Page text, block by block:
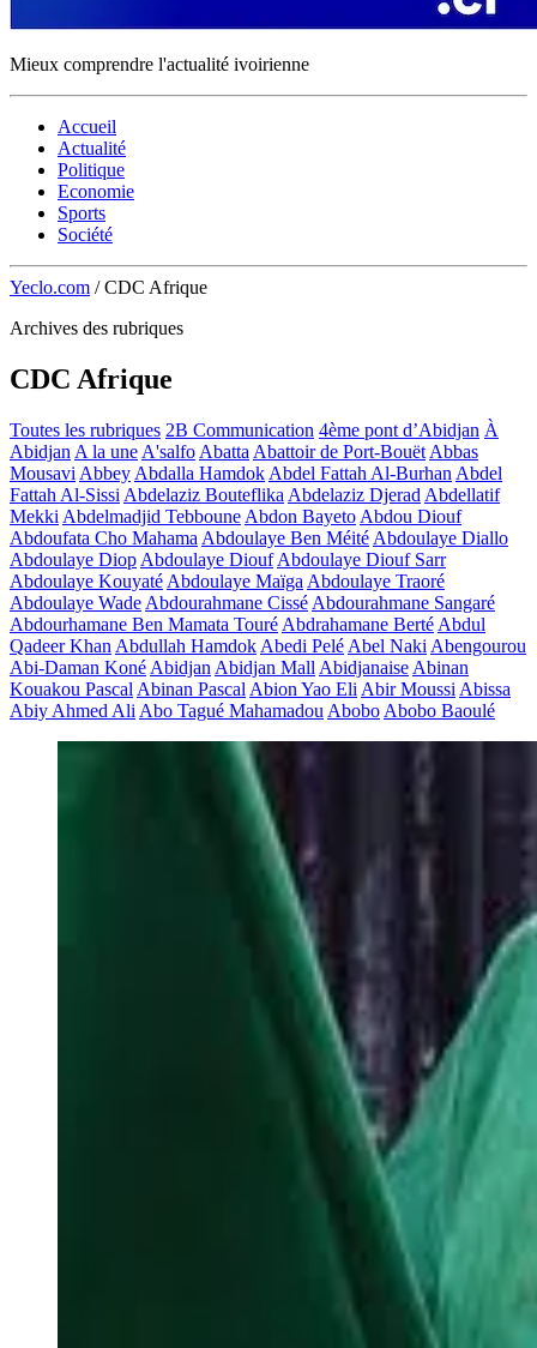
Mieux comprendre l'actualité ivoirienne
Accueil
Actualité
Politique
Economie
Sports
Société
Yeclo.com / CDC Afrique
Archives des rubriques
CDC Afrique
Toutes les rubriques 2B Communication 4ème pont d’Abidjan À
Abidjan A la une A'salfo Abatta Abattoir de Port-Bouët Abbas
Mousavi Abbey Abdalla Hamdok Abdel Fattah Al-Burhan Abdel
Fattah Al-Sissi Abdelaziz Bouteflika Abdelaziz Djerad Abdellatif
Mekki Abdelmadjid Tebboune Abdon Bayeto Abdou Diouf
Abdoufata Cho Mahama Abdoulaye Ben Méité Abdoulaye Diallo
Abdoulaye Diop Abdoulaye Diouf Abdoulaye Diouf Sarr
Abdoulaye Kouyaté Abdoulaye Maïga Abdoulaye Traoré
Abdoulaye Wade Abdourahmane Cissé Abdourahmane Sangaré
Abdourhamane Ben Mamata Touré Abdrahamane Berté Abdul
Qadeer Khan Abdullah Hamdok Abedi Pelé Abel Naki Abengourou
Abi-Daman Koné Abidjan Abidjan Mall Abidjanaise Abinan
Kouakou Pascal Abinan Pascal Abion Yao Eli Abir Moussi Abissa
Abiy Ahmed Ali Abo Tagué Mahamadou Abobo Abobo Baoulé